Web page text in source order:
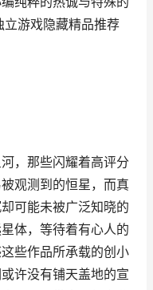
游戏隐藏精品推荐
，那些闪耀着高评分
观测到的恒星，而真
可能未被广泛知晓的
体，等待着有心人的
些作品所承载的创小
许没有铺天盖地的宣